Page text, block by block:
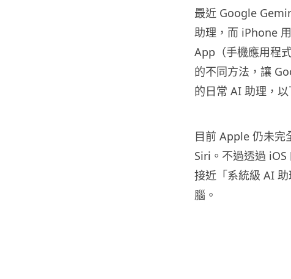
最近 Google
助理，而 iPhone
App（手機應用程
的不同方法，讓
的日常 AI 助理，
目前 Apple 仍未完
Siri。不過透過
接近「系統級 AI
腦。